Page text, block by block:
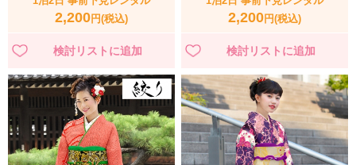
2,200円(税込) 2,200円(税込)